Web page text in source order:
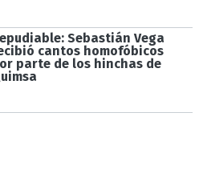
Sebastián Vega
cantos homofóbicos
parte de los hinchas de